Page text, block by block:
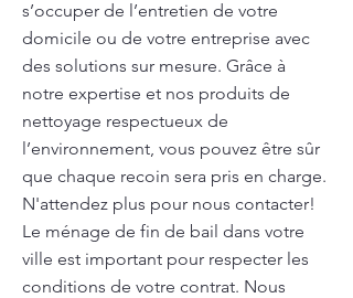
s’occuper de l’entretien de votre
domicile ou de votre entreprise avec
des solutions sur mesure. Grâce à
notre expertise et nos produits de
nettoyage respectueux de
l’environnement, vous pouvez être sûr
que chaque recoin sera pris en charge.
N'attendez plus pour nous contacter!
Le ménage de fin de bail dans votre
ville est important pour respecter les
conditions de votre contrat. Nous